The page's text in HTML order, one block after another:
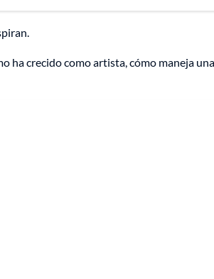
ha crecido como artista, cómo maneja una